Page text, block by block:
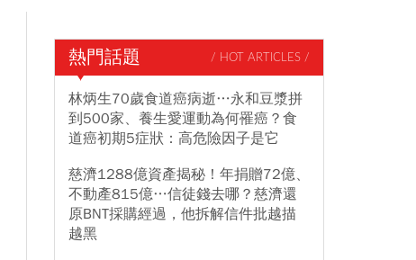
熱門話題 / HOT ARTICLES /
林炳生70歲食道癌病逝…永和豆漿拼
到500家、養生愛運動為何罹癌？食
道癌初期5症狀：高危險因子是它
慈濟1288億資產揭秘！年捐贈72億、
不動產815億…信徒錢去哪？慈濟還
原BNT採購經過，他拆解信件批越描
越黑